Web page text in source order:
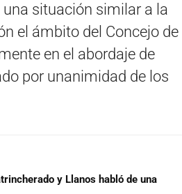
situación similar a la
el ámbito del Concejo de
en el abordaje de
por unanimidad de los
y Llanos habló de una